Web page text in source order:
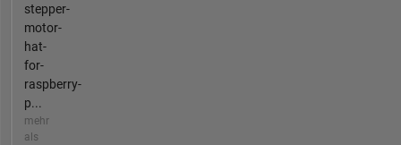
stepper-
motor-
hat-
for-
raspberry-
p...
mehr
als